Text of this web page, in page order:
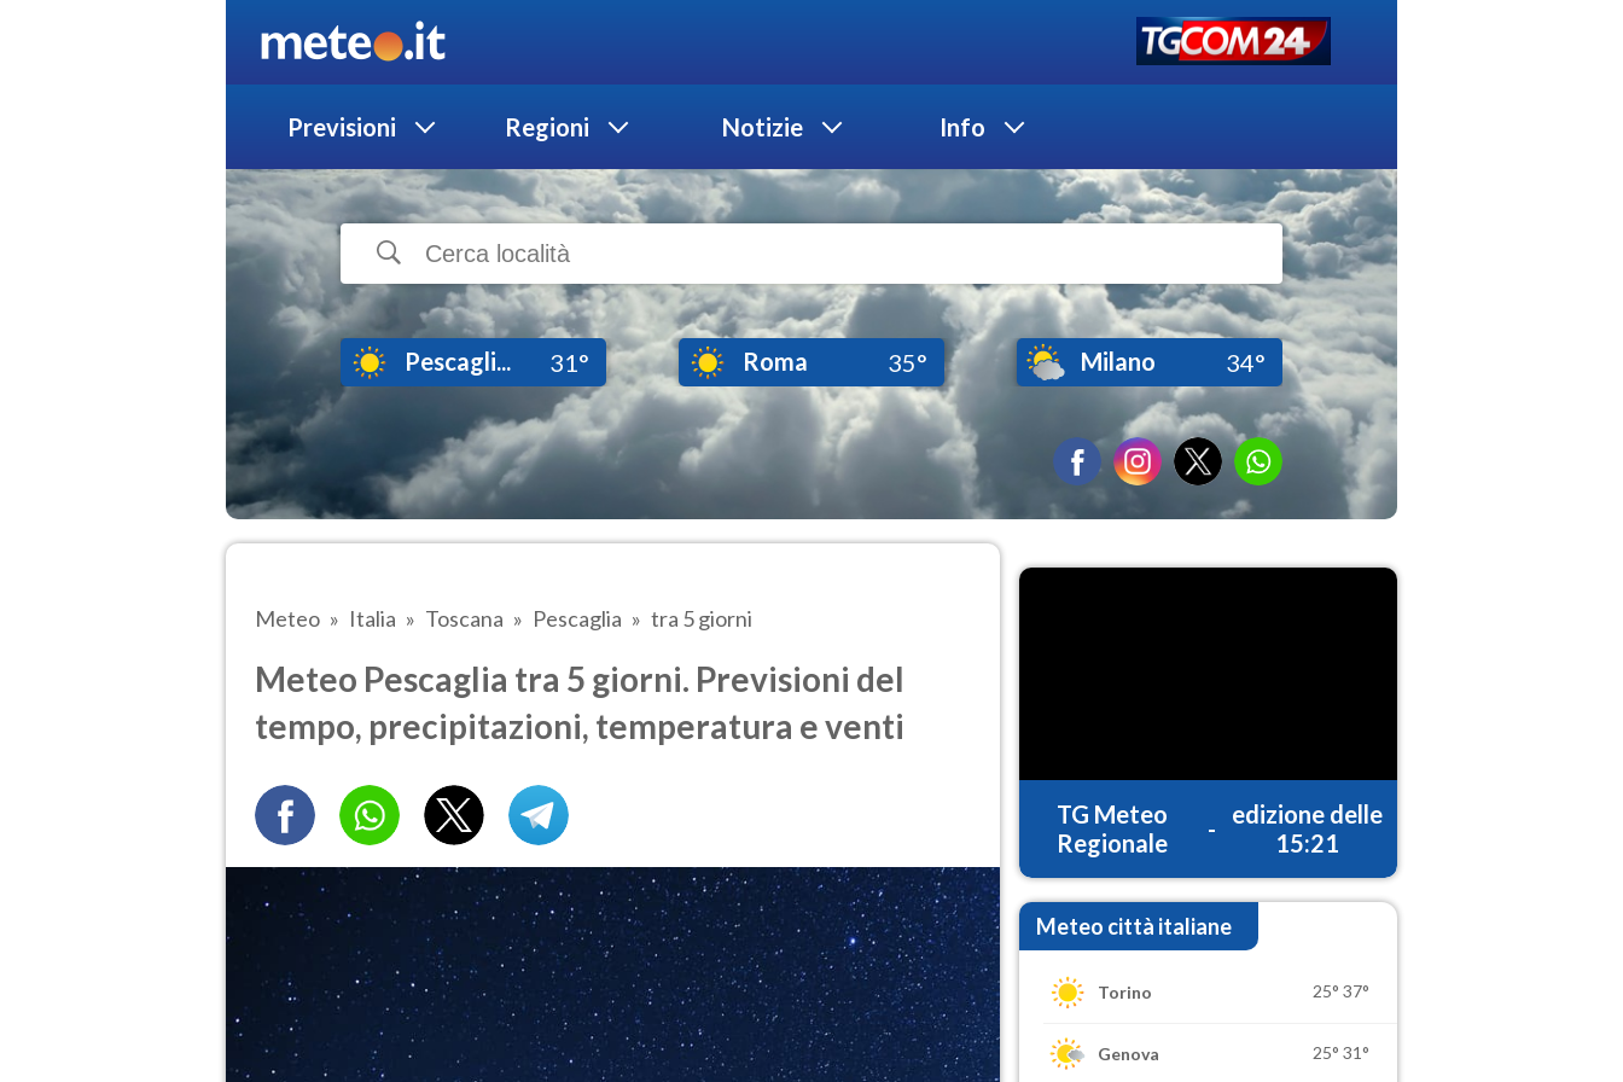
Previsioni Regioni Notizie Info
Pescagli... 31° Roma 35° Milano 34°
Meteo Italia Toscana Pescaglia tra 5 giorni
Meteo Pescaglia tra 5 giorni. Previsioni del
tempo, precipitazioni, temperatura e venti
TG Meteo
Regionale
-
edizione delle
15:21
Meteo città italiane
Torino 25° 37°
Genova 25° 31°